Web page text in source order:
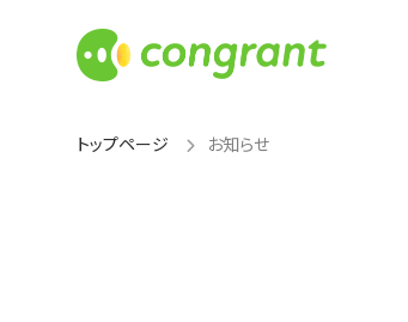
トップページ お知らせ